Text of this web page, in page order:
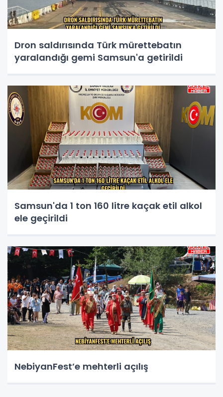
Dron saldırısında Türk mürettebatın
yaralandığı gemi Samsun'a getirildi
Samsun'da 1 ton 160 litre kaçak etil alkol
ele geçirildi
NebiyanFest’e mehterli açılış